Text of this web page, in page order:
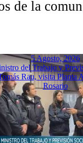
de la
5 Agosto, 2026
del Trabajo y
Rau, visita Planta
Rosario